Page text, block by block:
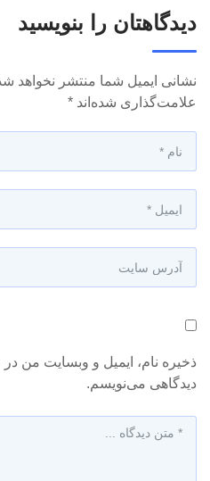
دیدگاهتان را بنویسید
نشانی ایمیل شما منتشر نخواهد
علامت‌گذاری شده‌اند *
ذخیره نام، ایمیل و وبسایت من
دیدگاهی می‌نویسم.